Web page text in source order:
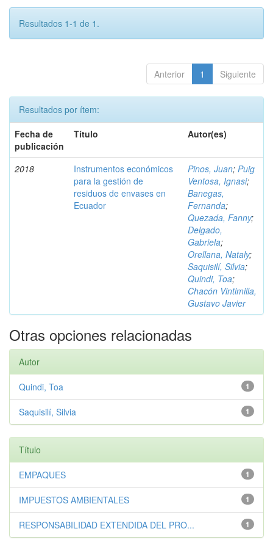
Resultados 1-1 de 1.
Anterior 1 Siguiente
Resultados por ítem:
Fecha de
publicación
Título Autor(es)
2018
Instrumentos económicos
para la gestión de
residuos de envases en
Ecuador
Pinos, Juan; Puig
Ventosa, Ignasi;
Banegas,
Fernanda;
Quezada, Fanny;
Delgado,
Gabriela;
Orellana, Nataly;
Saquisilí, Silvia;
Quindi, Toa;
Chacón Vintimilla,
Gustavo Javier
Otras opciones relacionadas
Autor
1
Quindi, Toa
1
Saquisilí, Silvia
Título
1
EMPAQUES
1
IMPUESTOS AMBIENTALES
1
RESPONSABILIDAD EXTENDIDA DEL PRO...